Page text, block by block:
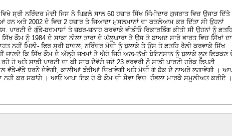
ਸ੍ਰੀ ਨਰਿੰਦਰ ਮੋਦੀ ਜਿਸ ਨੇ ਪਿਛਲੇ ਸਾਲ 60 ਹਜ਼ਾਰ ਸਿੱਖ ਜਿੰਮੀਦਾਰ ਗੁਜਰਾਤ ਵਿਚ ਉਜਾੜ ਦਿੱਤੇ
ਹਨ ਅਤੇ 2002 ਦੇ ਵਿਚ 2 ਹਜ਼ਾਰ ਤੋ ਜਿਆਦਾ ਮੁਸਲਮਾਨਾਂ ਦਾ ਕਤਲੇਆਮ ਕਰ ਦਿੱਤਾ ਸੀ ਉਹਨਾਂ
ਦੇ ਗੁੰਡੇ-ਬਦਮਾਸ਼ਾਂ ਤੋ ਜ਼ਬਰ-ਜ਼ਨਾਹ ਕਰਵਾਕੇ ਵੀਡੀਓ ਰਿਕਾਰਡਿੰਗ ਕੀਤੀ ਸੀ ਉਹਨਾਂ ਨੂੰ
ਕੌਮ ਨੂੰ 1984 ਦੇ ਸਾਕਾ ਨੀਲਾ ਤਾਰਾ ਦੇ ਘੱਲੂਘਾਰਾ ਤੇ ਉਸ ਤੋ ਬਾਅਦ ਸਾਰੇ ਭਾਰਤ ਵਿਚ ਸਿੱਖਾਂ ਦਾ
ਮਿਲੀ- ਫਿਰ ਸ੍ਰੀ ਬਾਦਲ, ਨਰਿੰਦਰ ਮੋਦੀ ਨੂੰ ਬੁਲਾਕੇ ਤੇ ਉਸ ਤੋ ਫ਼ਤਹਿ ਰੈਲੀ ਕਰਵਾਕੇ ਸਿੱਖ
ਜਾਣਦੇ ਕਿ ਸਿੱਖ ਕੌਮ ਦੇ ਅੱਲ੍ਹੇ ਜਖ਼ਮਾਂ ਤੇ ਐਹੋ ਜਿਹੇ ਅਣਮਨੁੱਖੀ ਬੇਇਨਸਾਨ ਨੂੰ ਬੁਲਾਕੇ ਲੂਣ ਛਿੜਕਣ
ਅਤੇ ਸਾਡੀ ਪਾਰਟੀ ਦਾ ਕੀ ਸਾਥ ਦੇਵੋਗੇ ਜਦੋ 23 ਫਰਵਰੀ ਨੂੰ ਸਾਡੀ ਪਾਰਟੀ ਹਰੇਕ ਡਿਪਟੀ
ਵੱਡੇ-ਵੱਡੇ ਧਰਨੇ ਦੇਵੇਗੀ, ਕਾਲੀਆਂ ਝੰਡੀਆਂ ਦਿਖਾਵੇਗੀ ਅਤੇ ਮੋਦੀ ਗੋ ਬੈਕ ਦੇ ਨਾਅਰੇ ਲਗਾਵੇਗੀ ।
ਨਹੀ ਕਰ ਸਕਾਂਗੇ । ਆਓ ਆਪਾ ਇਕ ਹੋ ਕੇ ਕੌਮ ਦੀ ਸੇਵਾ ਵਿਚ ਹੰਭਲਾ ਮਾਰਕੇ ਸਮੂਲੀਅਤ ਕਰੀਏ ।